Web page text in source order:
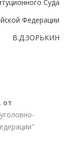
Суда
Федерации
В.Д.ЗОРЬКИН
от